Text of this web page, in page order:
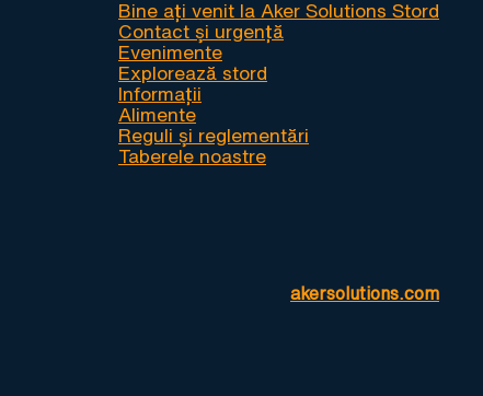
Bine ați venit la Aker Solutions Stord
Contact și urgență
Evenimente
Explorează stord
Informații
Alimente
Reguli și reglementări
Taberele noastre
akersolutions.com